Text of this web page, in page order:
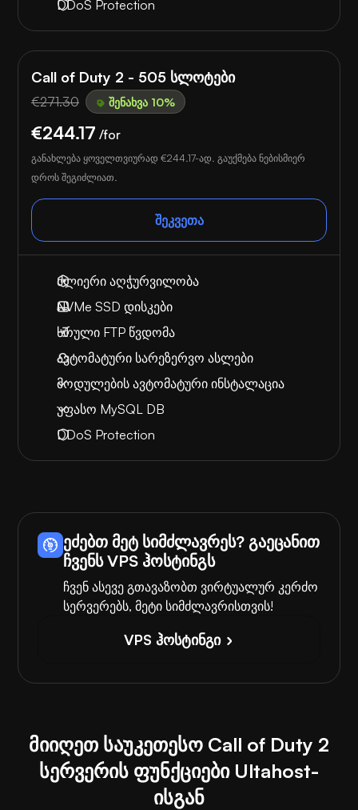
DDoS Protection
Call of Duty 2 - 505 სლოტები
€271.30 შენახვა 10%
€244.17 /for
განახლება ყოველთვიურად €244.17-ად. გაუქმება ნებისმიერ
დროს შეგიძლიათ.
შეკვეთა
ძლიერი აღჭურვილობა
NVMe SSD დისკები
სრული FTP წვდომა
ავტომატური სარეზერვო ასლები
მოდულების ავტომატური ინსტალაცია
უფასო MySQL DB
DDoS Protection
ეძებთ მეტ სიმძლავრეს? გაეცანით
ჩვენს VPS ჰოსტინგს
ჩვენ ასევე გთავაზობთ ვირტუალურ კერძო
სერვერებს, მეტი სიმძლავრისთვის!
VPS ჰოსტინგი
მიიღეთ საუკეთესო Call of Duty 2
სერვერის ფუნქციები Ultahost-
ისგან